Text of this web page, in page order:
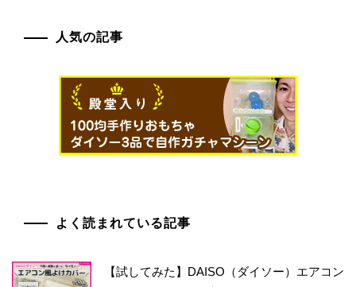
人気の記事
よく読まれている記事
【試してみた】DAISO（ダイソー）エアコン